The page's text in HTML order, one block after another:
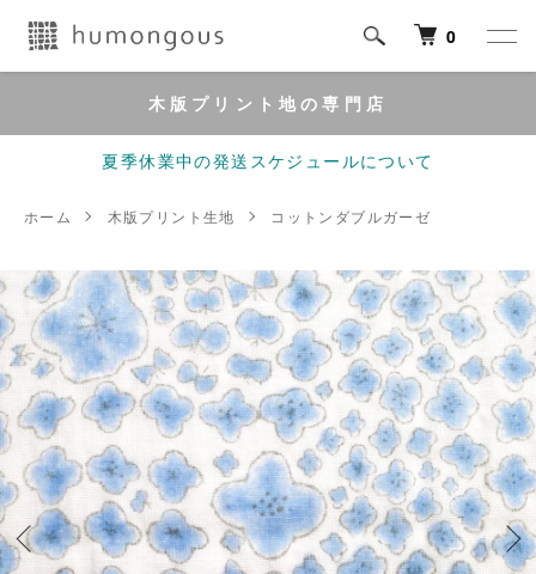
0
木版プリント地の専門店
夏季休業中の発送スケジュールについて
ホーム 木版プリント生地 コットンダブルガーゼ